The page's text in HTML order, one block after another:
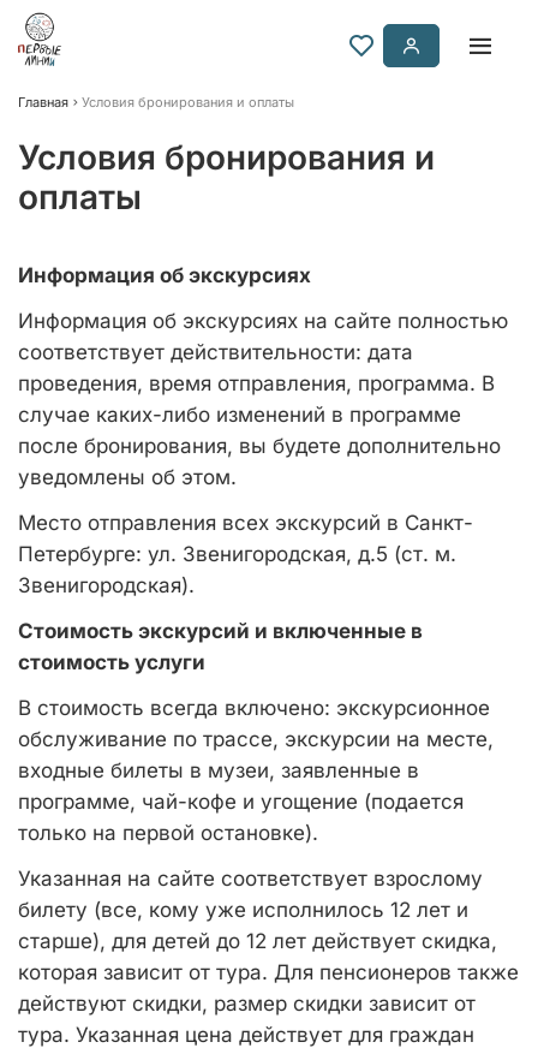
Главная Условия бронирования и оплаты
Условия бронирования и
оплаты
Информация об экскурсиях
Информация об экскурсиях на сайте полностью
соответствует действительности: дата
проведения, время отправления, программа. В
случае каких-либо изменений в программе
после бронирования, вы будете дополнительно
уведомлены об этом.
Место отправления всех экскурсий в Санкт-
Петербурге: ул. Звенигородская, д.5 (ст. м.
Звенигородская).
Стоимость экскурсий и включенные в
стоимость услуги
В стоимость всегда включено: экскурсионное
обслуживание по трассе, экскурсии на месте,
входные билеты в музеи, заявленные в
программе, чай-кофе и угощение (подается
только на первой остановке).
Указанная на сайте соответствует взрослому
билету (все, кому уже исполнилось 12 лет и
старше), для детей до 12 лет действует скидка,
которая зависит от тура. Для пенсионеров также
действуют скидки, размер скидки зависит от
тура. Указанная цена действует для граждан